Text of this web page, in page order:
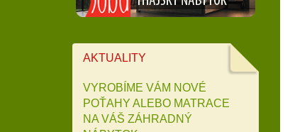
AKTUALITY
VYROBÍME VÁM NOVÉ
POŤAHY ALEBO MATRACE
NA VÁŠ ZÁHRADNÝ